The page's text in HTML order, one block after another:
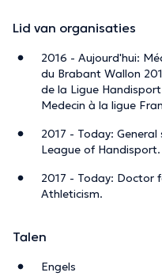
Lid van organisaties
2016 - Aujourd'hui:
du Brabant Wallon
de la Ligue
Medecin à la ligue
2017 - Today:
League of Handisport.
2017 - Today: Doctor
Athleticism.
Talen
Engels